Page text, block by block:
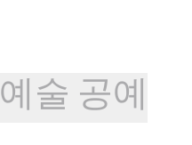
예술 공예